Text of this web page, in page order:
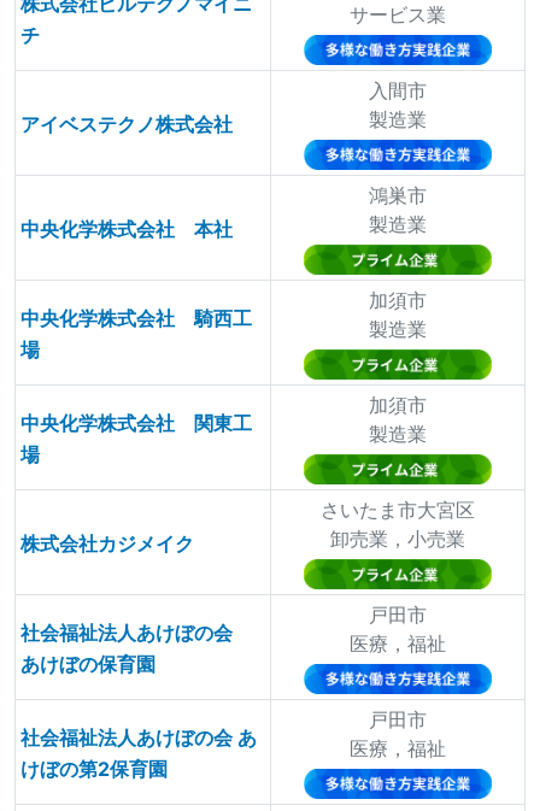
チ
サービス業
アイベステクノ株式会社
入間市
製造業
中央化学株式会社 本社
鴻巣市
製造業
中央化学株式会社 騎西工
場
加須市
製造業
中央化学株式会社 関東工
場
加須市
製造業
株式会社カジメイク
さいたま市大宮区
卸売業，小売業
社会福祉法人あけぼの会
あけぼの保育園
戸田市
医療，福祉
社会福祉法人あけぼの会 あ
けぼの第2保育園
戸田市
医療，福祉